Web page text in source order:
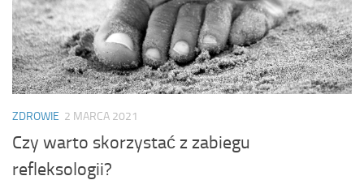
ZDROWIE 2 MARCA 2021
Czy warto skorzystać z zabiegu
refleksologii?